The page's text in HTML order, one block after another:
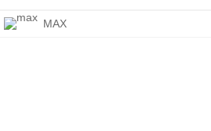
MAX